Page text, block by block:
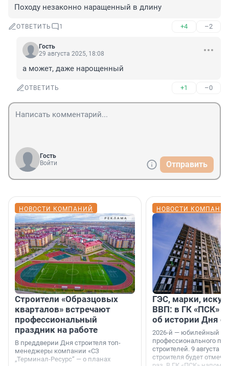
Походу незаконно наращенный в длину
ОТВЕТИТЬ 1 +4 –2
Гость
29 августа 2025, 18:08
а может, даже нарощенный
ОТВЕТИТЬ +1 –0
Гость
Войти
Отправить
НОВОСТИ КОМПАНИЙ
Строители «Образцовых
кварталов» встречают
профессиональный
праздник на работе
В преддверии Дня строителя топ-
менеджеры компании «СЗ
„Терминал-Ресурс“ — о планах
НОВОСТИ
ГЭС, марки,
ВВП: в ГК «ПСК»
об истории Дня
2026-й — юбилейный
профессионального
строителей. 9 августа
строителя будет